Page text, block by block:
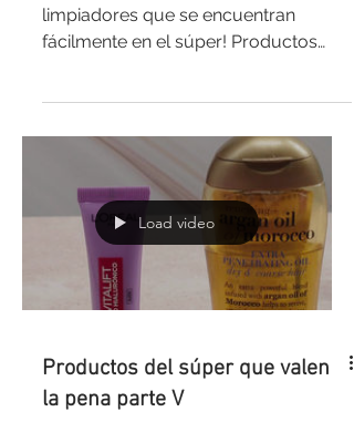
limpiadores que se encuentran
fácilmente en el súper! Productos
Load video
Productos del súper que valen
la pena parte V